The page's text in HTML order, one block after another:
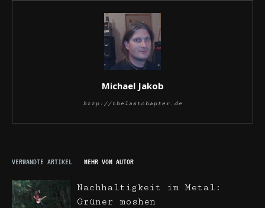
Michael Jakob
http://thelastchapter.de
VERWANDTE ARTIKEL MEHR VOM AUTOR
Nachhaltigkeit im Metal:
Grüner moshen